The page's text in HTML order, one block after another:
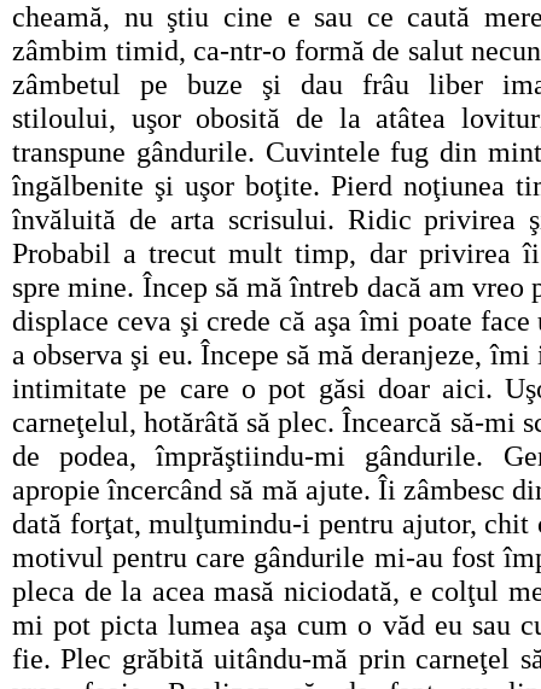
cheamă, nu ştiu cine e sau ce caută
zâmbim timid, ca-ntr-o formă de salut
zâmbetul pe buze şi dau frâu liber
stiloului, uşor obosită de la atâtea
transpune gândurile. Cuvintele fug din
îngălbenite şi uşor boţite. Pierd noţiunea
învăluită de arta scrisului. Ridic privirea
Probabil a trecut mult timp, dar privirea
spre mine. Încep să mă întreb dacă am vreo
displace ceva şi crede că aşa îmi poate face
a observa şi eu. Începe să mă deranjeze,
intimitate pe care o pot găsi doar aici.
carneţelul, hotărâtă să plec. Încearcă să-mi
de podea, împrăştiindu-mi gândurile.
apropie încercând să mă ajute. Îi zâmbesc
dată forţat, mulţumindu-i pentru ajutor, chit
motivul pentru care gândurile mi-au fost
pleca de la acea masă niciodată, e colţul
mi pot picta lumea aşa cum o văd eu sau
fie. Plec grăbită uitându-mă prin carneţel